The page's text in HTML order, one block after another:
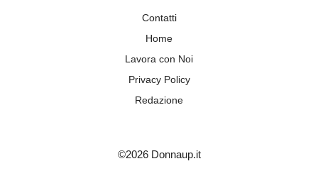
Contatti
Home
Lavora con Noi
Privacy Policy
Redazione
©2026 Donnaup.it